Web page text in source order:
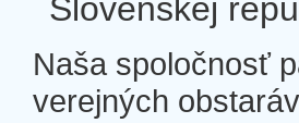
Slovenskej
Naša spoločnosť
verejných